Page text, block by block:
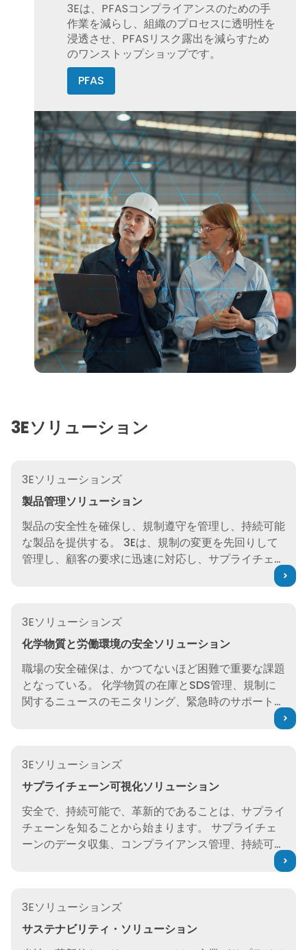
3Eは、PFASコンプライアンスのための手
作業を減らし、組織のプロセスに透明性を
浸透させ、PFASリスク露出を減らすため
のワンストップショップです。
PFAS
3Eソリューション
3Eソリューションズ
製品管理ソリューション
製品の安全性を確保し、規制遵守を管理し、持続可能
な製品を提供する。 3Eは、規制の変更を先回りして
管理し、顧客の要求に迅速に対応し、サプライチェー
3Eソリューションズ
化学物質と労働環境の安全ソリューション
職場の安全確保は、かつてないほど困難で重要な課題
となっている。 化学物質の在庫とSDS管理、規制に
関するニュースのモニタリング、緊急時のサポート、
情報開示と許可といった中核的な課題に3Eで対応。
3Eソリューションズ
サプライチェーン可視化ソリューション
安全で、持続可能で、革新的であることは、サプライ
チェーンを知ることから始まります。 サプライチェ
ーンのデータ収集、コンプライアンス管理、持続可能
3Eソリューションズ
サステナビリティ・ソリューション